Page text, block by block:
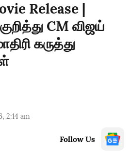
Release |
CM விஜய்
கருத்து
2:14 am
Follow Us